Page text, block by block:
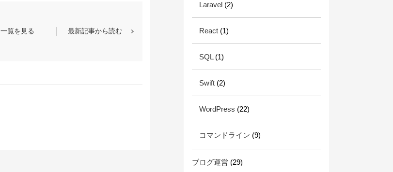
一覧を見る 最新記事から読む
Laravel (2)
React (1)
SQL(1)
Swift (2)
WordPress (22)
コマンドライン (9)
ブログ運営 (29)